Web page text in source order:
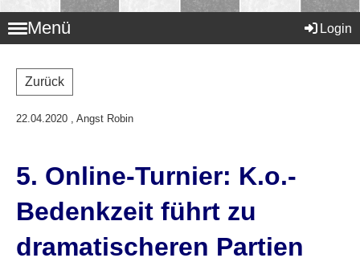
Menü Login
Zurück
22.04.2020 , Angst Robin
5. Online-Turnier: K.o.-
Bedenkzeit führt zu
dramatischeren Partien